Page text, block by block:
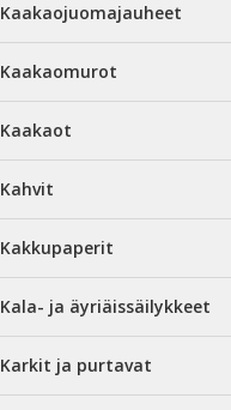
Kaakaojuomajauheet
Kaakaomurot
Kaakaot
Kahvit
Kakkupaperit
Kala- ja äyriäissäilykkeet
Karkit ja purtavat